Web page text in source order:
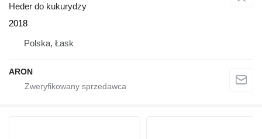
Heder do kukurydzy
2018
Polska, Łask
ARON